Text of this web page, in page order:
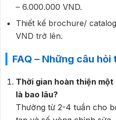
– 6.000.000 VND.
Thiết kế brochure/
VND trở lên.
FAQ – Những câu
Thời gian hoàn thiện
là bao lâu?
Thường từ 2-4 tuần cho